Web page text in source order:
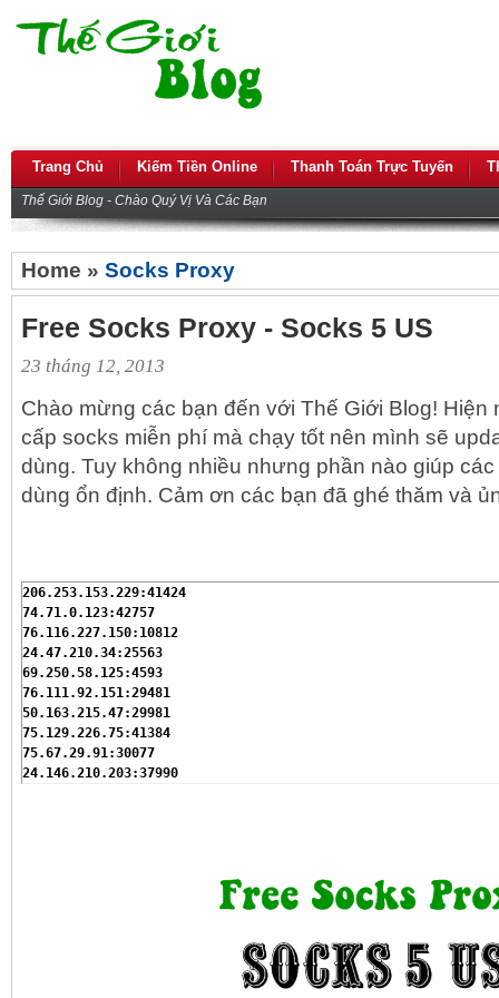
Trang Chủ Kiếm Tiền Online Thanh Toán Trực Tuyến
Thế Giới Blog - Chào Quý Vị Và Các Bạn
Home » Socks Proxy
Free Socks Proxy - Socks 5 US
23 tháng 12, 2013
Chào mừng các bạn đến với Thế Giới Blog! Hiện
cấp socks miễn phí mà chạy tốt nên mình sẽ
dùng. Tuy không nhiều nhưng phần nào giúp
dùng ổn định. Cảm ơn các bạn đã ghé thăm và
206.253.153.229:41424
74.71.0.123:42757
76.116.227.150:10812
24.47.210.34:25563
69.250.58.125:4593
76.111.92.151:29481
50.163.215.47:29981
75.129.226.75:41384
75.67.29.91:30077
24.146.210.203:37990